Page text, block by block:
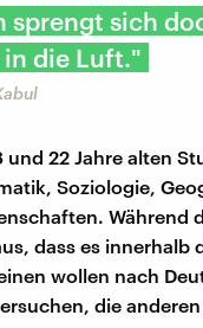
sprengt sich
die Luft."
und 22 Jahre alten
Soziologie,
Während
dass es innerhalb
wollen nach
die